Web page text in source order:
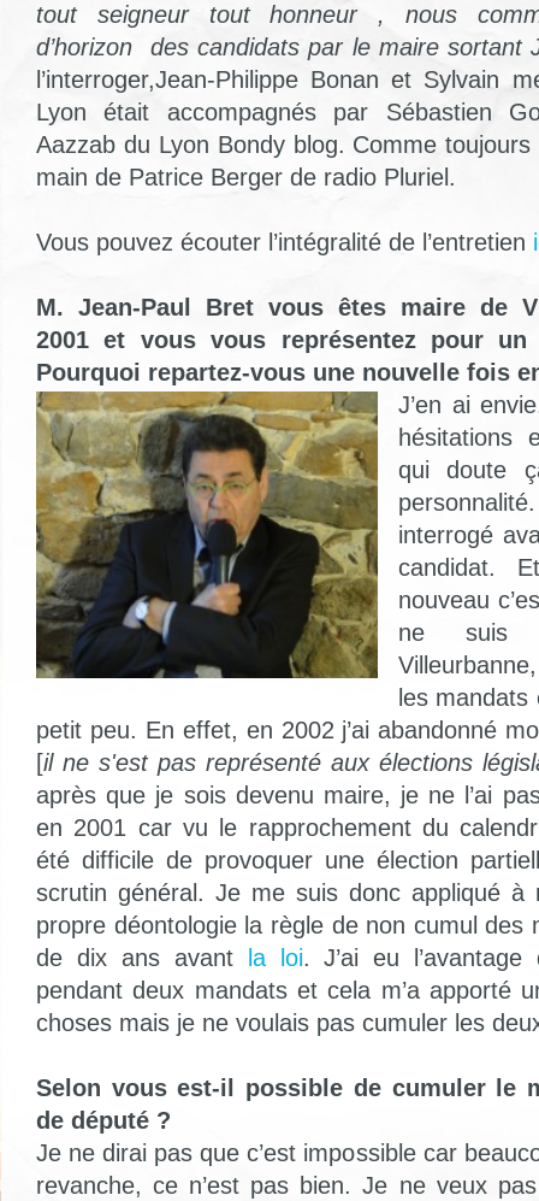
tout seigneur tout honneur , nous
d’horizon des candidats par le maire sortant
l’interroger,Jean-Philippe Bonan et Sylvain
Lyon était accompagnés par Sébastien
Aazzab du Lyon Bondy blog. Comme
main de Patrice Berger de radio Pluriel.
Vous pouvez écouter l’intégralité de l’entretien
M. Jean-Paul Bret vous êtes maire de
2001 et vous vous représentez pour un
Pourquoi repartez-vous une nouvelle fois
J’en ai
hésitations
qui doute
interrogé
candidat.
nouveau
ne suis
les mandats
petit peu. En effet, en 2002 j’ai abandonné
[il ne s'est pas représenté aux élections
après que je sois devenu maire, je ne l’ai
en 2001 car vu le rapprochement du
été difficile de provoquer une élection
scrutin général. Je me suis donc appliqué à
propre déontologie la règle de non cumul des
de dix ans avant
la loi. J’ai eu l’avantage
pendant deux mandats et cela m’a apporté
choses mais je ne voulais pas cumuler les
Selon vous est-il possible de cumuler le
de député ?
Je ne dirai pas que c’est impossible car
revanche, ce n’est pas bien. Je ne veux